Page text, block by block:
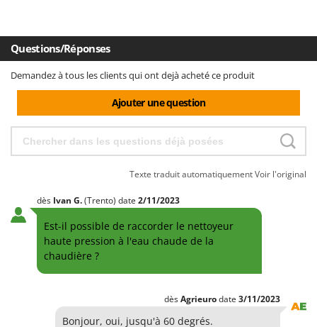
Questions/Réponses
Demandez à tous les clients qui ont dejà acheté ce produit
Ajouter une question
Texte traduit automatiquementVoir l'original
dès Ivan G.(Trento) date 2/11/2023
Est-il possible de raccorder le nettoyeur
haute pression à l'eau chaude de la
chaudière ?
dèsAgrieurodate 3/11/2023
Bonjour, oui, jusqu'à 60 degrés.